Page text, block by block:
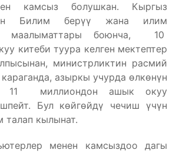
камсыз болушкан. Кыргыз
Билим берүү жана илим
маалыматтары боюнча, 10
китеби туура келген мектептер
министрликтин расмий
азыркы учурда өлкөнүн
11 миллиондон ашык окуу
Бул көйгөйдү чечиш үчүн
талап кылынат.
менен камсыздоо дагы